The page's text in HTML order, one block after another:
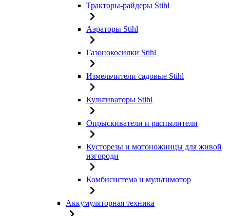
Тракторы-райдеры Stihl
Аэраторы Stihl
Газонокосилки Stihl
Измельчители садовые Stihl
Культиваторы Stihl
Опрыскиватели и распылители
Кусторезы и мотоножницы для живой
изгороди
Комбисистема и мультимотор
Аккумуляторная техника